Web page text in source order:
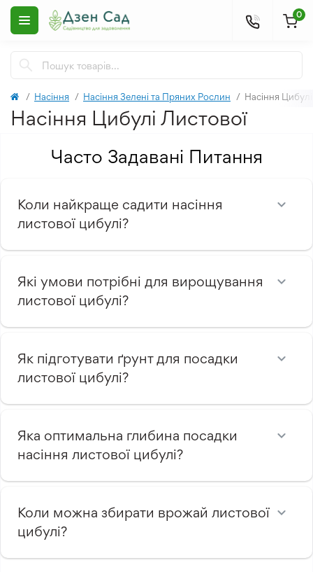
0
Насіння Насіння Зелені та Пряних Рослин Насіння
Насіння Цибулі Листової
Часто Задавані Питання
Коли найкраще садити насіння
листової цибулі?
Які умови потрібні для вирощування
листової цибулі?
Як підготувати ґрунт для посадки
листової цибулі?
Яка оптимальна глибина посадки
насіння листової цибулі?
Коли можна збирати врожай листової
цибулі?